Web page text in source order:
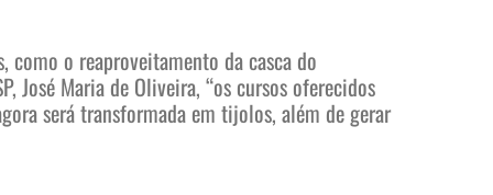
como o reaproveitamento da casca do
José Maria de Oliveira, “os cursos oferecidos
será transformada em tijolos, além de gerar